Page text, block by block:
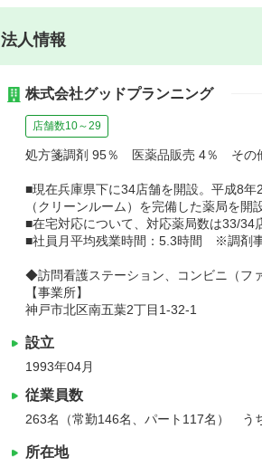
法人情報
株式会社グッドプランニング
店舗数10～29
処方箋調剤 95％ 医薬品販売 4％ その
■現在兵庫県下に34店舗を開設。平成8
（クリーンルーム）を完備した薬局を開
■在宅対応について、対応薬局数は33/
■社員月平均残業時間：5.3時間 ※調剤
◆訪問看護ステーション、コンビニ（フ
【事業所】
神戸市北区南五葉2丁目1-32-1
設立
1993年04月
従業員数
263名（常勤146名、パート117名） う
所在地